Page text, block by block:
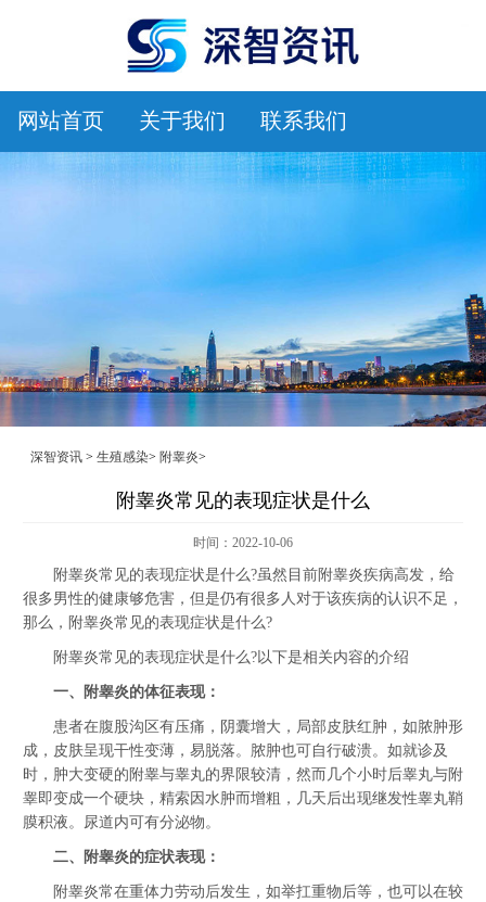
网站首页 关于我们 联系我们
深智资讯 > 生殖感染> 附睾炎>
附睾炎常见的表现症状是什么
时间：2022-10-06
附睾炎常见的表现症状是什么?虽然目前附睾炎疾病高发，给
很多男性的健康够危害，但是仍有很多人对于该疾病的认识不足，
那么，附睾炎常见的表现症状是什么?
附睾炎常见的表现症状是什么?以下是相关内容的介绍
一、附睾炎的体征表现：
患者在腹股沟区有压痛，阴囊增大，局部皮肤红肿，如脓肿形
成，皮肤呈现干性变薄，易脱落。脓肿也可自行破溃。如就诊及
时，肿大变硬的附睾与睾丸的界限较清，然而几个小时后睾丸与附
睾即变成一个硬块，精索因水肿而增粗，几天后出现继发性睾丸鞘
膜积液。尿道内可有分泌物。
二、附睾炎的症状表现：
附睾炎常在重体力劳动后发生，如举扛重物后等，也可以在较